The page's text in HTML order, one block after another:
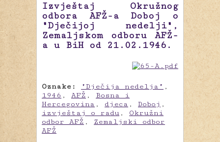
Izvještaj Okružnog
odbora AFŽ-a Doboj o
"Dječijoj nedelji",
Zemaljskom odboru AFŽ-
a u BiH od 21.02.1946.
Oznake: "Dječija nedelja" ,
1946 , AFŽ , Bosna i
Hercegovina , djeca , Doboj ,
izvještaj o radu , Okružni
odbor AFŽ , Zemaljski odbor
AFŽ